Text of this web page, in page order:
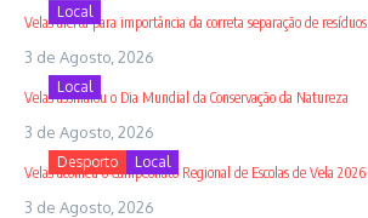
Local
Velas alerta para importância da correta separação de resíduos
3 de Agosto, 2026
Local
Velas assinalou o Dia Mundial da Conservação da Natureza
3 de Agosto, 2026
Desporto Local
Velas acolheu o Campeonato Regional de Escolas de Vela 2026
3 de Agosto, 2026